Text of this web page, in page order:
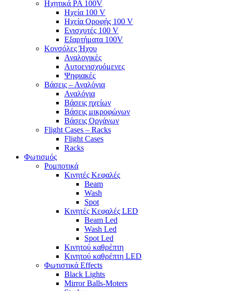
Ηχητικά PA 100V
Ηχεία 100 V
Ηχεία Οροφής 100 V
Ενισχυτές 100 V
Εξαρτήματα 100V
Κονσόλες Ήχου
Αναλογικές
Αυτοενισχυόμενες
Ψηφιακές
Βάσεις – Αναλόγια
Αναλόγια
Βάσεις ηχείων
Βάσεις μικροφώνων
Βάσεις Οργάνων
Flight Cases – Racks
Flight Cases
Racks
Φωτισμός
Ρομποτικά
Κινητές Κεφαλές
Beam
Wash
Spot
Κινητές Κεφαλές LED
Beam Led
Wash Led
Spot Led
Κινητού καθρέπτη
Κινητού καθρέπτη LED
Φωτιστικά Effects
Black Lights
Mirror Balls-Moters